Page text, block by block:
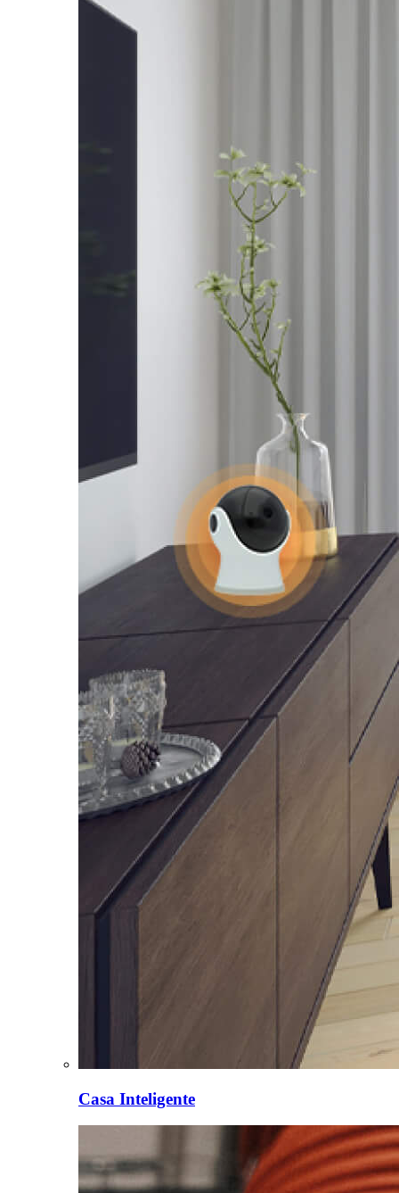
Casa Inteligente